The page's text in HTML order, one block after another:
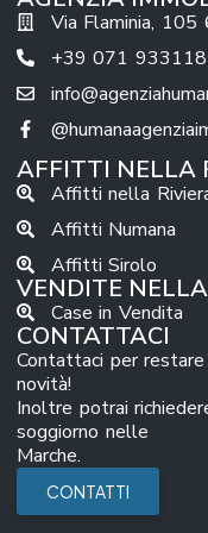
Via Flaminia,
+39 071
AFFITTI NELLA
Affitti nella
Affitti Numana
Affitti Sirolo
VENDITE
Case in Vendita
CONTATTACI
Contattaci per
novità!
Inoltre potrai
soggiorno nelle
Marche.
CONTATTI